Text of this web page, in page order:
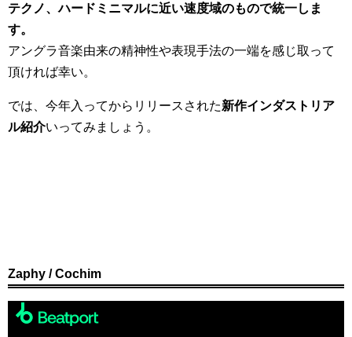
テクノ、ハードミニマルに近い速度域のもので統一しま
す。
アングラ音楽由来の精神性や表現手法の一端を感じ取って
頂ければ幸い。
では、今年入ってからリリースされた新作インダストリア
ル紹介いってみましょう。
Zaphy / Cochim